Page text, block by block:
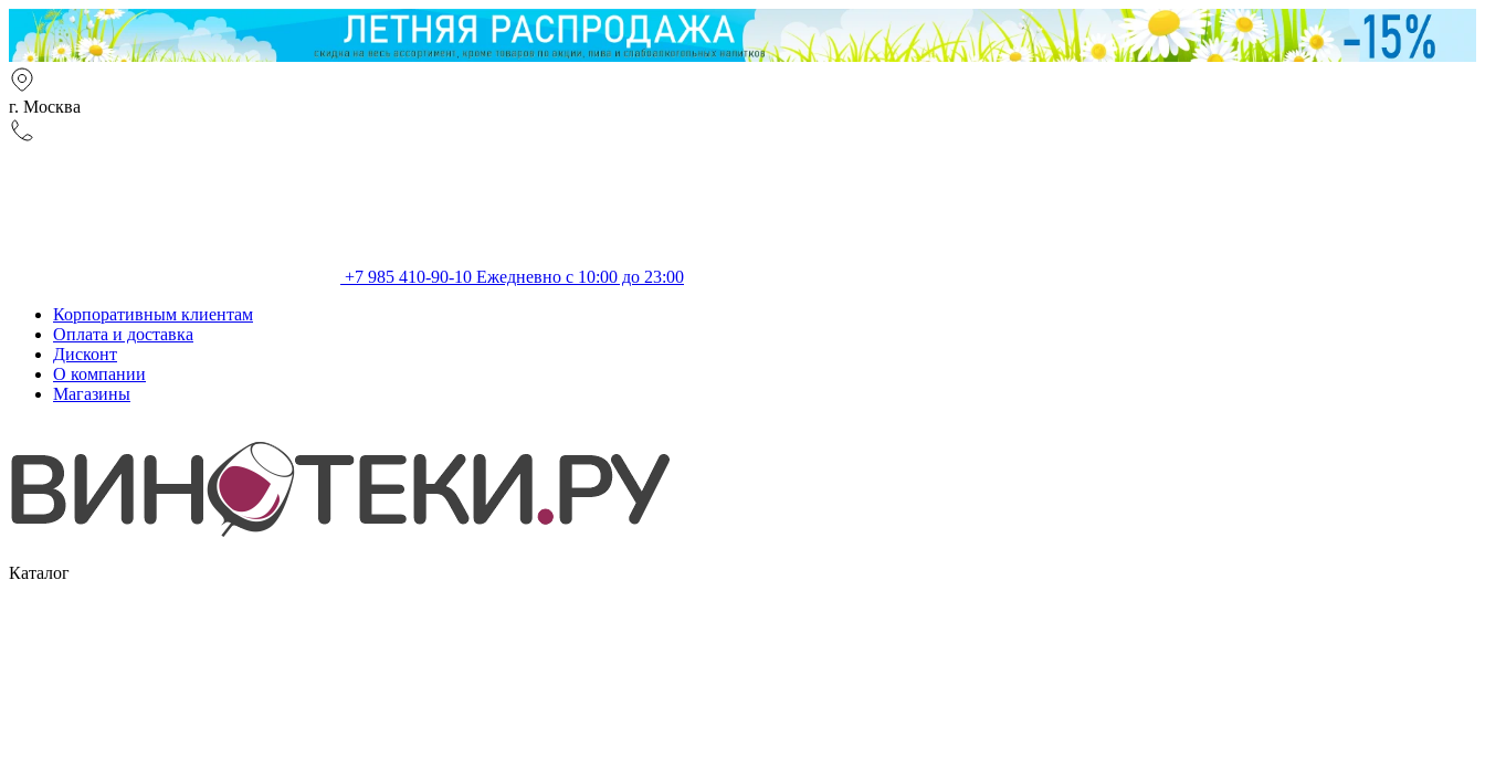
г. Москва
+7 985 410-90-10 Ежедневно с 10:00 до 23:00
Корпоративным клиентам
Оплата и доставка
Дисконт
О компании
Магазины
Каталог